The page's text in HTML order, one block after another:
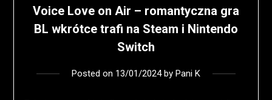
Voice Love on Air – romantyczna gra
BL wkrótce trafi na Steam i Nintendo
Switch
Posted on 13/01/2024by Pani K